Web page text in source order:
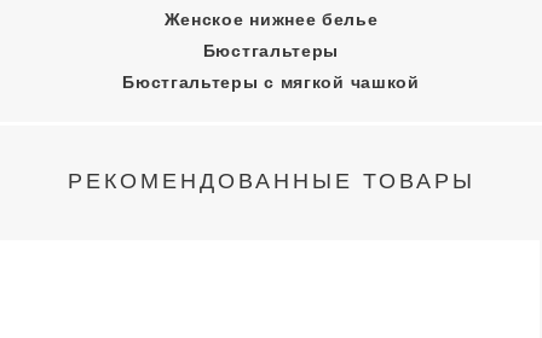
Женское нижнее белье
Бюстгальтеры
Бюстгальтеры с мягкой чашкой
РЕКОМЕНДОВАННЫЕ ТОВАРЫ